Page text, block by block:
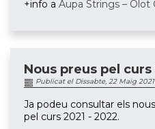
+info a Aupa Strings – Olot
Nous preus pel curs
Publicat el Dissabte, 22 Maig 2021
Ja podeu consultar els
pel curs 2021 - 2022.